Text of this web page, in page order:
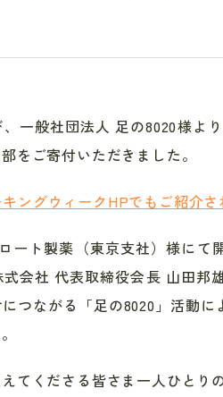
一般社団法人 足の8020様より
をご寄付いただきました。
ングウィークHPでもご紹介さ
ート製薬（東京支社）様に
会社 代表取締役会長 山田邦
つながる「足の8020」活動
てくださる皆さま一人ひとり